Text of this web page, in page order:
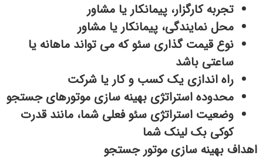
تجربه کارگزار، پیمانکار یا مشاور
محل نمایندگی، پیمانکار یا مشاور
نوع قیمت گذاری سئو که می تواند ماهانه یا
ساعتی باشد
راه اندازی یک کسب و کار یا شرکت
محدوده استراتژی بهینه سازی موتورهای جستجو
وضعیت استراتژی سئو فعلی شما، مانند قدرت
کوکی بک لینک شما
اهداف بهینه سازی موتور جستجو